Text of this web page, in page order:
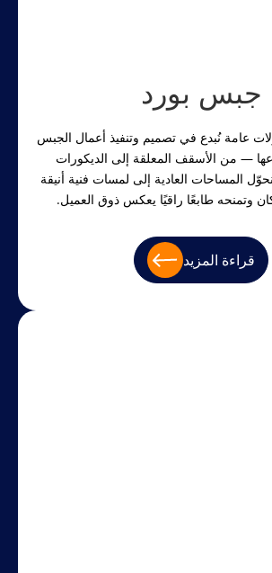
جبس بورد
عامة نُبدع في تصميم وتنفيذ أعمال الجبس
— من الأسقف المعلقة إلى الديكورات
نحوّل المساحات العادية إلى لمسات فنية أنيقة
وتمنحه طابعًا راقيًا يعكس ذوق العميل.
قراءة المزيد